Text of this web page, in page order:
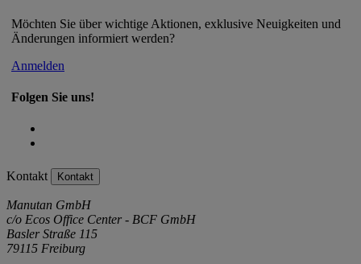
Möchten Sie über wichtige Aktionen, exklusive Neuigkeiten und
Änderungen informiert werden?
Anmelden
Folgen Sie uns!
Kontakt Kontakt
Manutan GmbH
c/o Ecos Office Center - BCF GmbH
Basler Straße 115
79115 Freiburg